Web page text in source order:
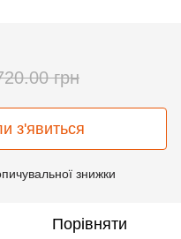
грн
з'явиться
знижки
Порівняти